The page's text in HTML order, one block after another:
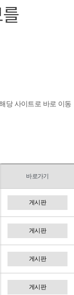
당 사이트로 바로 이동
바로가기
게시판
게시판
게시판
게시판